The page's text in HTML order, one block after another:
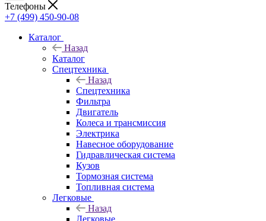
Телефоны
+7 (499) 450-90-08
Каталог
Назад
Каталог
Спецтехника
Назад
Спецтехника
Фильтра
Двигатель
Колеса и трансмиссия
Электрика
Навесное оборудование
Гидравлическая система
Кузов
Тормозная система
Топливная система
Легковые
Назад
Легковые